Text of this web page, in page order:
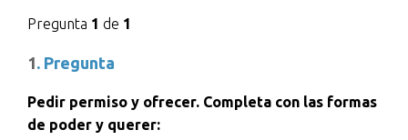
Pregunta 1 de 1
1. Pregunta
Pedir permiso y ofrecer. Completa con las formas
de poder y querer: